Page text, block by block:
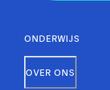
ONDERWIJS
OVER ONS